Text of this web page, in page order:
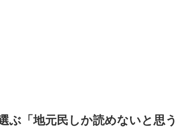
ぶ「地元民しか読めないと思